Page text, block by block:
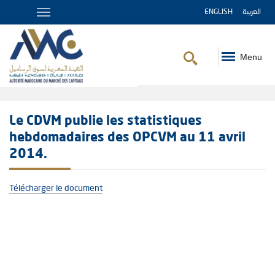
ENGLISH العربية
Menu
Le CDVM publie les statistiques
hebdomadaires des OPCVM au 11 avril
2014.
Télécharger le document